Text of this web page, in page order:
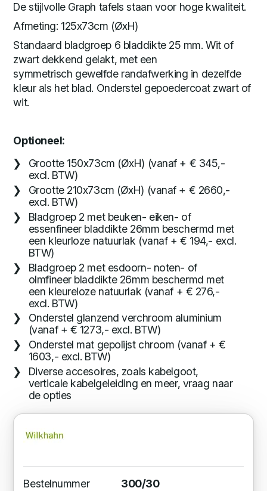
De stijlvolle Graph tafels staan voor hoge kwaliteit.
Afmeting: 125x73cm (ØxH)
Standaard bladgroep 6 bladdikte 25 mm. Wit of
zwart dekkend gelakt, met een
symmetrisch gewelfde randafwerking in dezelfde
kleur als het blad. Onderstel gepoedercoat zwart of
wit.
Optioneel:
Grootte 150x73cm (ØxH) (vanaf + € 345,-
excl. BTW)
Grootte 210x73cm (ØxH) (vanaf + € 2660,-
excl. BTW)
Bladgroep 2 met beuken- eiken- of
essenfineer bladdikte 26mm beschermd met
een kleurloze natuurlak (vanaf + € 194,- excl.
BTW)
Bladgroep 2 met esdoorn- noten- of
olmfineer bladdikte 26mm beschermd met
een kleureloze natuurlak (vanaf + € 276,-
excl. BTW)
Onderstel glanzend verchroom aluminium
(vanaf + € 1273,- excl. BTW)
Onderstel mat gepolijst chroom (vanaf + €
1603,- excl. BTW)
Diverse accesoires, zoals kabelgoot,
verticale kabelgeleiding en meer, vraag naar
de opties
Bestelnummer
300/30